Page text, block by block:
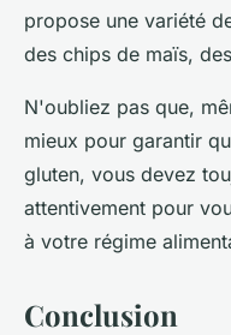
propose une variété
des chips de maïs,
N'oubliez pas que,
mieux pour garantir
gluten, vous devez
attentivement pour
à votre régime
Conclusion